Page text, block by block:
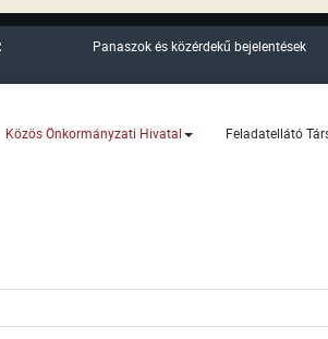
Panaszok és közérdekű bejelentések
Közös Önkormányzati Hivatal Feladatellátó